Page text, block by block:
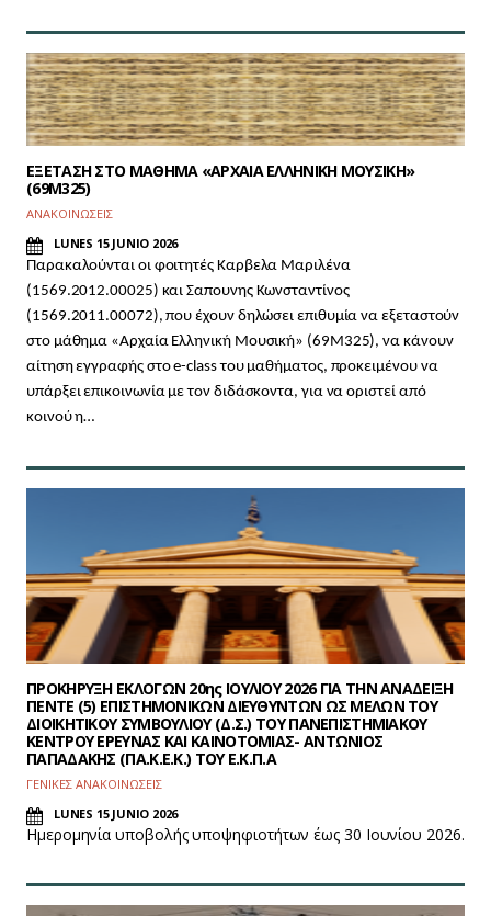
ΕΞΕΤΑΣΗ ΣΤΟ ΜΑΘΗΜΑ «ΑΡΧΑΙΑ ΕΛΛΗΝΙΚΗ ΜΟΥΣΙΚΗ»
(69Μ325)
ΑΝΑΚΟΙΝΩΣΕΙΣ
LUNES 15 JUNIO 2026
Παρακαλούνται οι φοιτητές Καρβελα Μαριλένα
(1569.2012.00025) και Σαπουνης Κωνσταντίνος
(1569.2011.00072), που έχουν δηλώσει επιθυμία να εξεταστούν
στο μάθημα «Αρχαία Ελληνική Μουσική» (69Μ325), να κάνουν
αίτηση εγγραφής στο e-class του μαθήματος, προκειμένου να
υπάρξει επικοινωνία με τον διδάσκοντα, για να οριστεί από
κοινού η…
ΠΡΟΚΗΡΥΞΗ ΕΚΛΟΓΩΝ 20ης ΙΟΥΛΙΟΥ 2026 ΓΙΑ ΤΗΝ ΑΝΑΔΕΙΞΗ
ΠΕΝΤΕ (5) ΕΠΙΣΤΗΜΟΝΙΚΩΝ ΔΙΕΥΘΥΝΤΩΝ ΩΣ ΜΕΛΩΝ ΤΟΥ
ΔΙΟΙΚΗΤΙΚΟΥ ΣΥΜΒΟΥΛΙΟΥ (Δ.Σ.) ΤΟΥ ΠΑΝΕΠΙΣΤΗΜΙΑΚΟΥ
ΚΕΝΤΡΟΥ ΕΡΕΥΝΑΣ ΚΑΙ ΚΑΙΝΟΤΟΜΙΑΣ- ΑΝΤΩΝΙΟΣ
ΠΑΠΑΔΑΚΗΣ (ΠΑ.Κ.Ε.Κ.) ΤΟΥ Ε.Κ.Π.Α
ΓΕΝΙΚΕΣ ΑΝΑΚΟΙΝΩΣΕΙΣ
LUNES 15 JUNIO 2026
Ημερομηνία υποβολής υποψηφιοτήτων έως 30 Ιουνίου 2026.